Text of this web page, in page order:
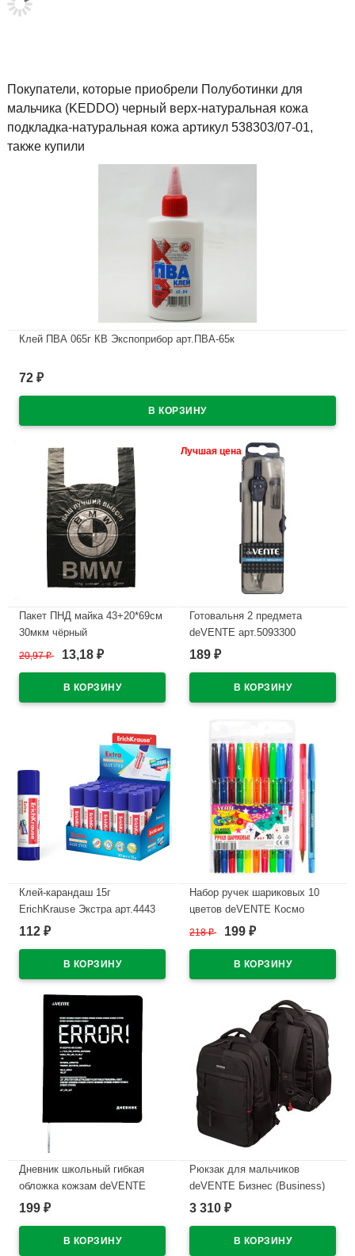
Покупатели, которые приобрели Полуботинки для
мальчика (KEDDO) черный верх-натуральная кожа
подкладка-натуральная кожа артикул 538303/07-01,
также купили
Клей ПВА 065г КВ Экспоприбор арт.ПВА-65к
72 ₽
Пакет ПНД майка 43+20*69см
30мкм чёрный
WWW/World(Ст.50/500)
20,97₽ 13,18 ₽
Лучшая цена
Готовальня 2 предмета
deVENTE арт.5093300
В наличии
189 ₽
Клей-карандаш 15г
ErichKrause Экстра арт.4443
(Ст.20/480)
112 ₽
Набор ручек шариковых 10
цветов deVENTE Космо
(Cosmo) в пластиковый
218₽ 199 ₽
Дневник школьный гибкая
обложка кожзам deVENTE
Ошибка (ERROR!)
ляссе арт.2022212
199 ₽
Рюкзак для мальчиков
deVENTE Бизнес (Business)
черный 44x31x14 см
3 310 ₽